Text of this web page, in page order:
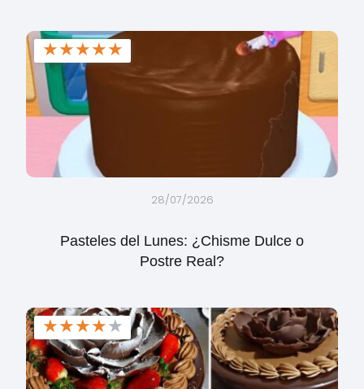
★★★★★
28/07/2026
Pasteles del Lunes: ¿Chisme Dulce o
Postre Real?
★★★★★